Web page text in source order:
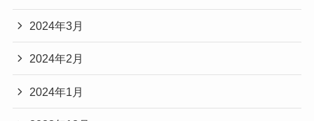
2024年3月
2024年2月
2024年1月